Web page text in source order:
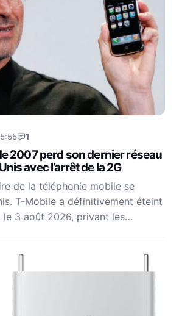
1
2007 perd son dernier réseau
avec l’arrêt de la 2G
de la téléphonie mobile se
T-Mobile a définitivement éteint
le 3 août 2026, privant les…